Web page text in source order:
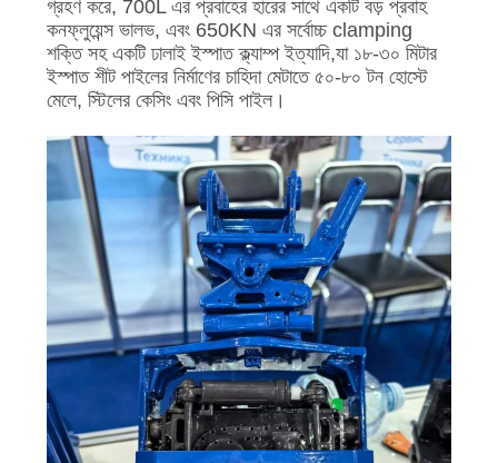
গ্রহণ করে, 700L এর প্রবাহের হারের সাথে একটি বড় প্রবাহ
কনফ্লুয়েন্স ভালভ, এবং 650KN এর সর্বোচ্চ clamping
শক্তি সহ একটি ঢালাই ইস্পাত ক্ল্যাম্প ইত্যাদি,যা ১৮-৩০ মিটার
ইস্পাত শীট পাইলের নির্মাণের চাহিদা মেটাতে ৫০-৮০ টন হোস্টে
মেলে, স্টিলের কেসিং এবং পিসি পাইল।